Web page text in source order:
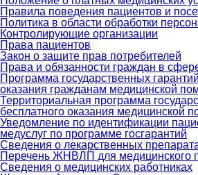
Правила поведения пациентов и
Политика в области обработки
Контролирующие организации
Права пациентов
Закон о защите прав потребителей
Права и обязанности граждан в
Программа государственных
оказания гражданам медицинской
Территориальная программа
бесплатного оказания медицинской
Уведомление по идентификации
медуслуг по программе госгарантий
Сведения о лекарственных
Перечень ЖНВЛП для медицинского
Сведения о медицинских работниках